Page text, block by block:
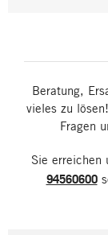
Beratung,
vieles zu
Fragen
Sie erreichen
94560600